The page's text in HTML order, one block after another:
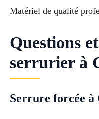
Matériel de qualité
Questions
serrurier à
Serrure forcée à